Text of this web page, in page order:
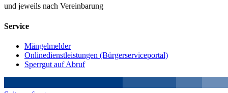
und jeweils nach Vereinbarung
Service
Mängelmelder
Onlinedienstleistungen (Bürgerserviceportal)
Sperrgut auf Abruf